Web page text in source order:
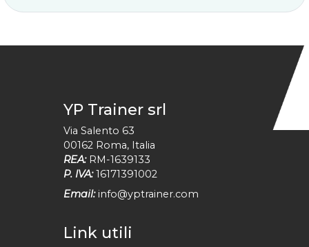
YP Trainer srl
Via Salento 63
00162 Roma, Italia
REA: RM-1639133
P. IVA: 16171391002
Email: info@yptrainer.com
Link utili